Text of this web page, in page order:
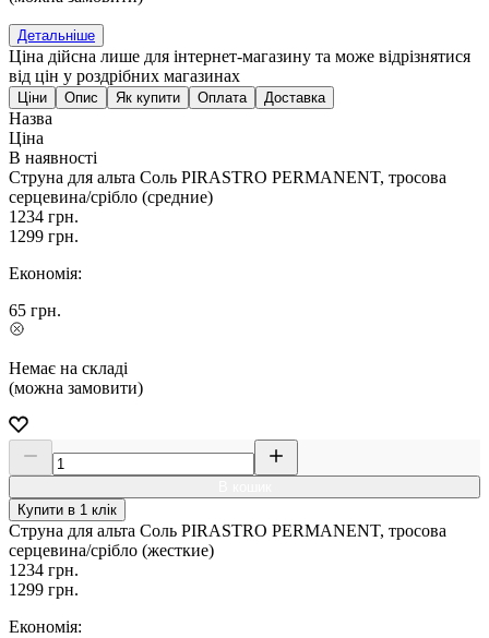
Детальніше
Ціна дійсна лише для інтернет-магазину та може відрізнятися
від цін у роздрібних магазинах
Ціни Опис Як купити Оплата Доставка
Назва
Ціна
В наявності
Струна для альта Соль PIRASTRO PERMANENT, тросова
серцевина/срібло (средние)
1234 грн.
1299 грн.
Економія:
65 грн.
Немає на складі
(можна замовити)
Купити в 1 клік
Струна для альта Соль PIRASTRO PERMANENT, тросова
серцевина/срібло (жесткие)
1234 грн.
1299 грн.
Економія: